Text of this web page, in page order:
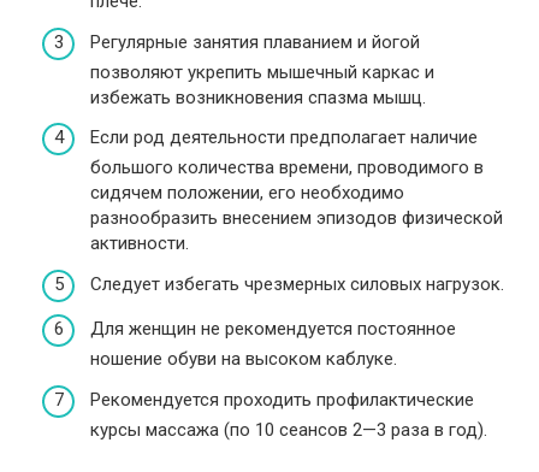
Регулярные занятия плаванием и йогой
позволяют укрепить мышечный каркас и
избежать возникновения спазма мышц.
Если род деятельности предполагает наличие
большого количества времени, проводимого в
сидячем положении, его необходимо
разнообразить внесением эпизодов физической
активности.
Следует избегать чрезмерных силовых нагрузок.
Для женщин не рекомендуется постоянное
ношение обуви на высоком каблуке.
Рекомендуется проходить профилактические
курсы массажа (по 10 сеансов 2—3 раза в год).